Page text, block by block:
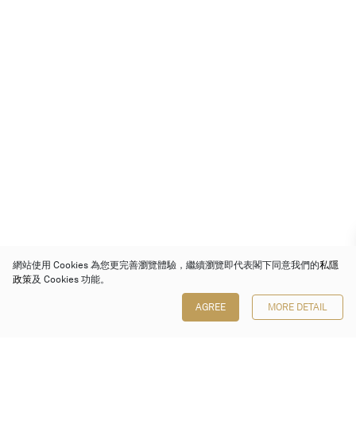
網站使用 Cookies 為您更完善瀏覽體驗，繼續瀏覽即代表閣下同意我們的私隱
政策及 Cookies 功能。
AGREE MORE DETAIL